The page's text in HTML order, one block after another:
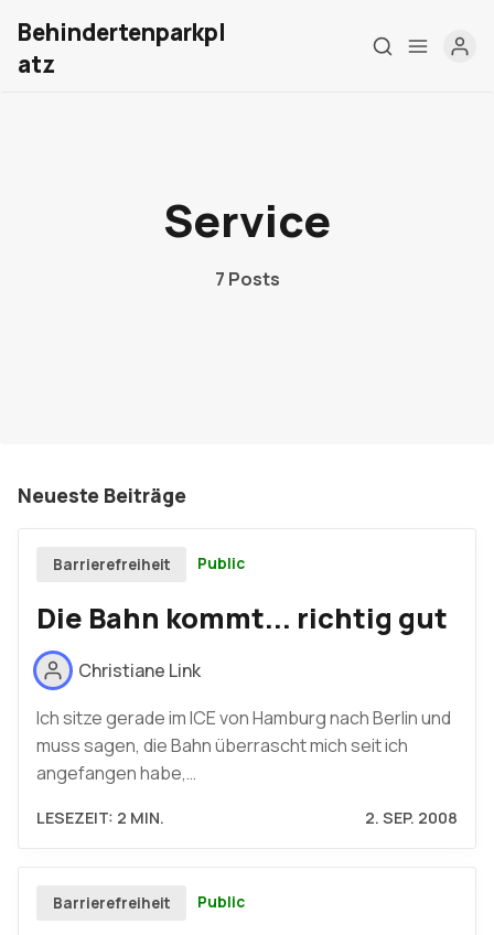
Über mich
Meine Firma
Behindertenparkpl
atz
Service
7 Posts
Neueste Beiträge
Barrierefreiheit Public
Die Bahn kommt... richtig gut
Christiane Link
Ich sitze gerade im ICE von Hamburg nach Berlin und
muss sagen, die Bahn überrascht mich seit ich
angefangen habe,…
LESEZEIT: 2 MIN. 2. SEP. 2008
Barrierefreiheit Public